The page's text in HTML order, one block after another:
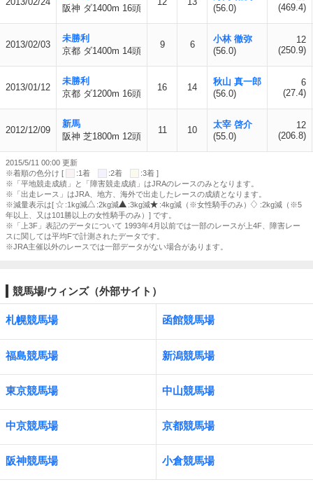
阪神 ダ1400m 16頭
(56.0)
(469.4)
2013/02/03
未勝利
京都 ダ1400m 14頭
9 6
小林 徹弥
(56.0)
12
(250.9)
2013/01/12
未勝利
京都 ダ1200m 16頭
16 14
秋山 真一郎
(56.0)
6
(27.4)
2012/12/09
新馬
阪神 芝1800m 12頭
11 10
太宰 啓介
(55.0)
12
(206.8)
2015/5/11 00:00 更新
※着順の色分け [
:1着 :2着
:3着 ]
※「平地競走成績」と「障害競走成績」はJRAのレースのみとなります。
※「出走レース」はJRA、地方、海外で出走したレースの成績となります。
※減量表示は[
:1kg減 :2kg減 :3kg減 :4kg減（※女性騎手のみ）
:2kg減（※5
年以上、又は101勝以上の女性騎手のみ）] です。
※「上3F」表記のデータについて 1993年4月以前では一部のレースが上4F、障害レー
スに関しては平均Fで計測されたデータです。
※JRA主催以外のレースでは一部データがない場合があります。
競馬場/ウィンズ（外部サイト）
札幌競馬場 函館競馬場
福島競馬場 新潟競馬場
東京競馬場 中山競馬場
中京競馬場 京都競馬場
阪神競馬場 小倉競馬場